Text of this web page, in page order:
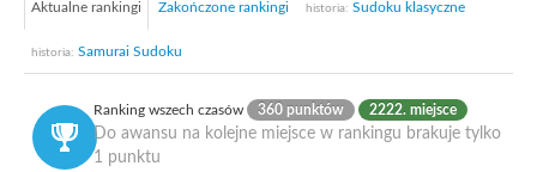
Aktualne rankingi Zakończone rankingi historia: Sudoku klasyczne
historia: Samurai Sudoku
Ranking wszech czasów 360 punktów 2222. miejsce
Do awansu na kolejne miejsce w rankingu brakuje tylko
1 punktu